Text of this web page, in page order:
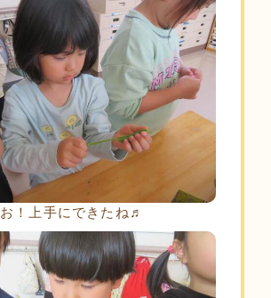
お！上手にできたね♬